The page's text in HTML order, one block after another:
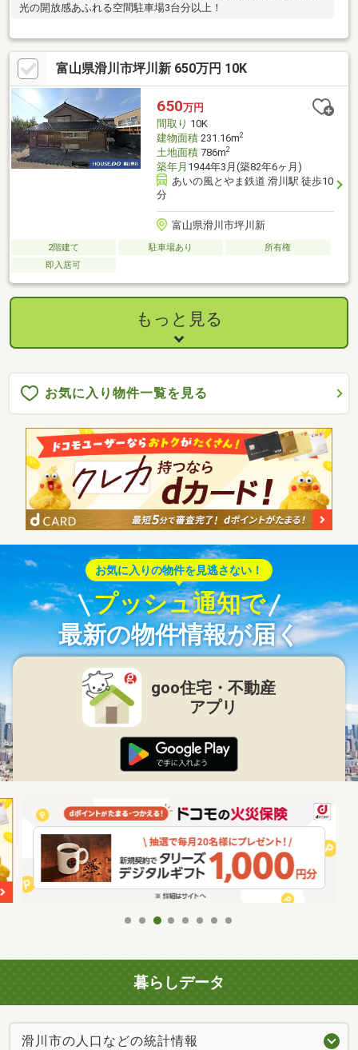
光の開放感あふれる空間駐車場3台分以上！
富山県滑川市坪川新 650万円 10K
650万円
間取り 10K
建物面積231.16m2
土地面積786m2
築年月 1944年3月(築82年6ヶ月)
あいの風とやま鉄道 滑川駅 徒歩10
分
富山県滑川市坪川新
2階建て 駐車場あり
所有権
即入居可
もっと見る
お気に入り物件一覧を見る
お気に入りの物件を見逃さない！
プッシュ通知で
最新の物件情報が届く
goo住宅・不動産
アプリ
暮らしデータ
滑川市の人口などの統計情報